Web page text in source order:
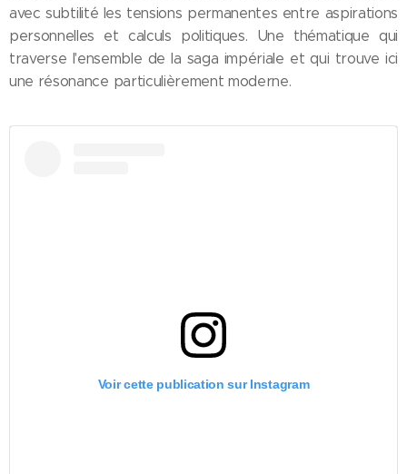
avec subtilité les tensions permanentes entre aspirations
personnelles et calculs politiques. Une thématique qui
traverse l'ensemble de la saga impériale et qui trouve ici
une résonance particulièrement moderne.
Voir cette publication sur Instagram